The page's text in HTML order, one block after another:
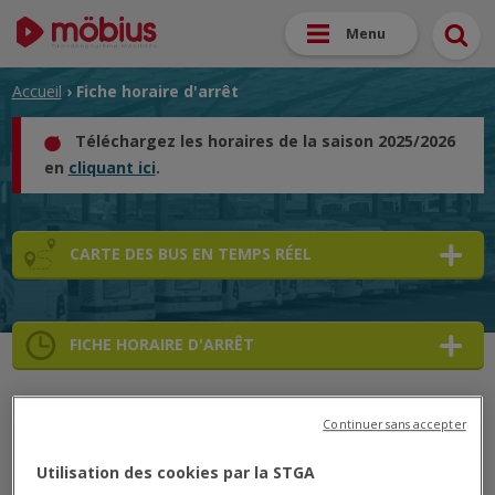
Menu
Accueil › Fiche horaire d'arrêt
Téléchargez les horaires de la saison 2025/2026
en cliquant ici.
CARTE DES BUS EN TEMPS RÉEL
FICHE HORAIRE D'ARRÊT
➜
➜ ➜
Utilisation des cookies par la STGA
Continuer sans accepter